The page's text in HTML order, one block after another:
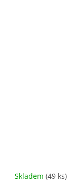
Skladem (49 ks)